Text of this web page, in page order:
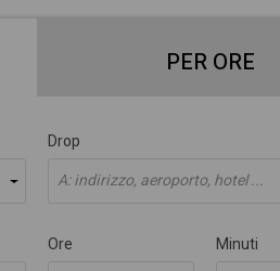
PER ORE
Drop
A: indirizzo, aeroporto, hotel ...
Ore
Minuti